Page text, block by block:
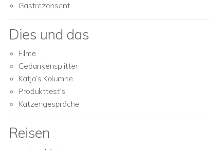
Gastrezensent
Dies und das
Filme
Gedankensplitter
Katja’s Kolumne
Produkttest’s
Katzengespräche
Reisen